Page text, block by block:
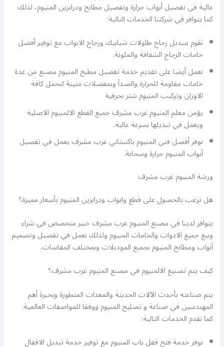
عالية في تفصيل أبواب جرارة وتفصيل مطابخ ودرابزين المنيوم، لذلك
كما يتوافر في شركتنا الخدمات التالية:
نقوم بتبديل زجاج طاولات شبابيك وزجاج الابواب مع توفير أفضل
خامات الزجاج الشفافة والملونة.
نعمل أيضا على تقديم خدمة تفصيل مطبخ المنيوم مصنع من عدة
خامات مقاومة للحرارة والصدأ وبمفصلات متينة لتحمل كافة
الاوزان وتركيب المنيوم شتر بحرفية
يؤمن معلم المنيوم غرب مشرف جميع القطع الالمنيوم الاصلية
ويعمل في تبديلها بسرعة عالية.
نوفر أفضل فني المنيوم باكستاني غرب مشرف يعمل في تفصيل
أبواب المنيوم جرارة وسحابة.
ورشة المنيوم غرب مشرف
هل ترغب بالحصول على قطع وابواب ودرابزين المنيوم بأسعار مميزة؟
يتوافر لدينا في مصنع المنيوم غرب مشرف خبير متخصص في شراء
وبيع جميع الادوات والخامات المنيوم ولذلك نعمل في تفصيل وتصميم
أبواب ومطابخ المنيوم بجميع الموديلات وبمختلف المقاسات.
كيف يتم تصنيع الالمنيوم في مصنع المنيوم غرب مشرف؟
يتم صناعته بأحدث الآلات الحديثة والمعدات المتطورة وبخبرة أهم
المهندسين في صناعة و تصليح المنيوم ووفقا للمواصفات العالمية.
كما نقدم الخدمات التالية:
نوفر خدمة فتح قفل باب المنيوم مع توفير خدمة تبديل الاقفال